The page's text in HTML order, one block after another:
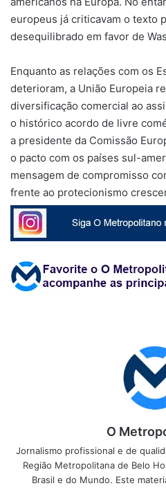
europeus já criticavam o texto
desequilibrado em favor de
Enquanto as relações com os
deterioram, a União Europeia
diversificação comercial ao
o histórico acordo de livre
a presidente da Comissão
o pacto com os países sul-
mensagem de compromisso
frente ao protecionismo
O
Jornalismo profissional e de
Região Metropolitana de Belo
Brasil e do Mundo. Este